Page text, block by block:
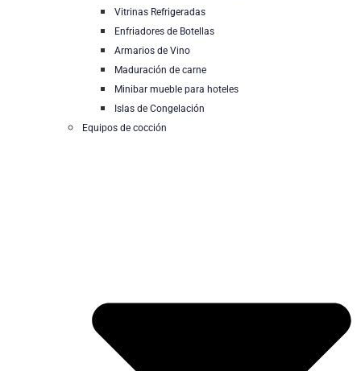
Vitrinas Refrigeradas
Enfriadores de Botellas
Armarios de Vino
Maduración de carne
Minibar mueble para hoteles
Islas de Congelación
Equipos de cocción